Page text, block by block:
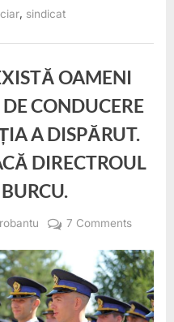
, sindicat
OAMENI
CONDUCERE
A DISPĂRUT.
DIRECTROUL
7 Commentson
CĂ
NU
MAI
EXISTĂ